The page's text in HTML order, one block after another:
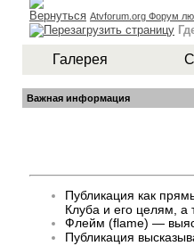
Atvforum.org Форум
Галерея
Важная информация
Публикация как
Клуба и его целям, а
Флейм (flame) —
Публикация